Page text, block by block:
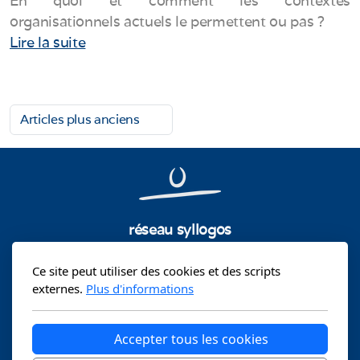
organisationnels actuels le permettent ou pas ?
Lire la suite
Articles plus anciens
réseau syllogos
sibylle.heunert@syllogos.ch +41 79 274 55 60
edoardo.ghidelli@syllogos.ch +41
info@syllogos.ch
Ce site peut utiliser des cookies et des scripts
externes. Plus d'informations
Accepter tous les cookies